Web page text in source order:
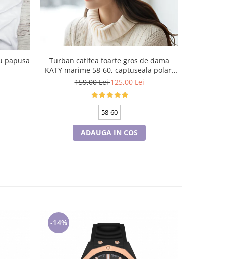
Turban catifea foarte gros de dama
KATY marime 58-60, captuseala polar,
culoare wine
159,00 Lei125,00 Lei
58-60
ADAUGA IN COS
-14%